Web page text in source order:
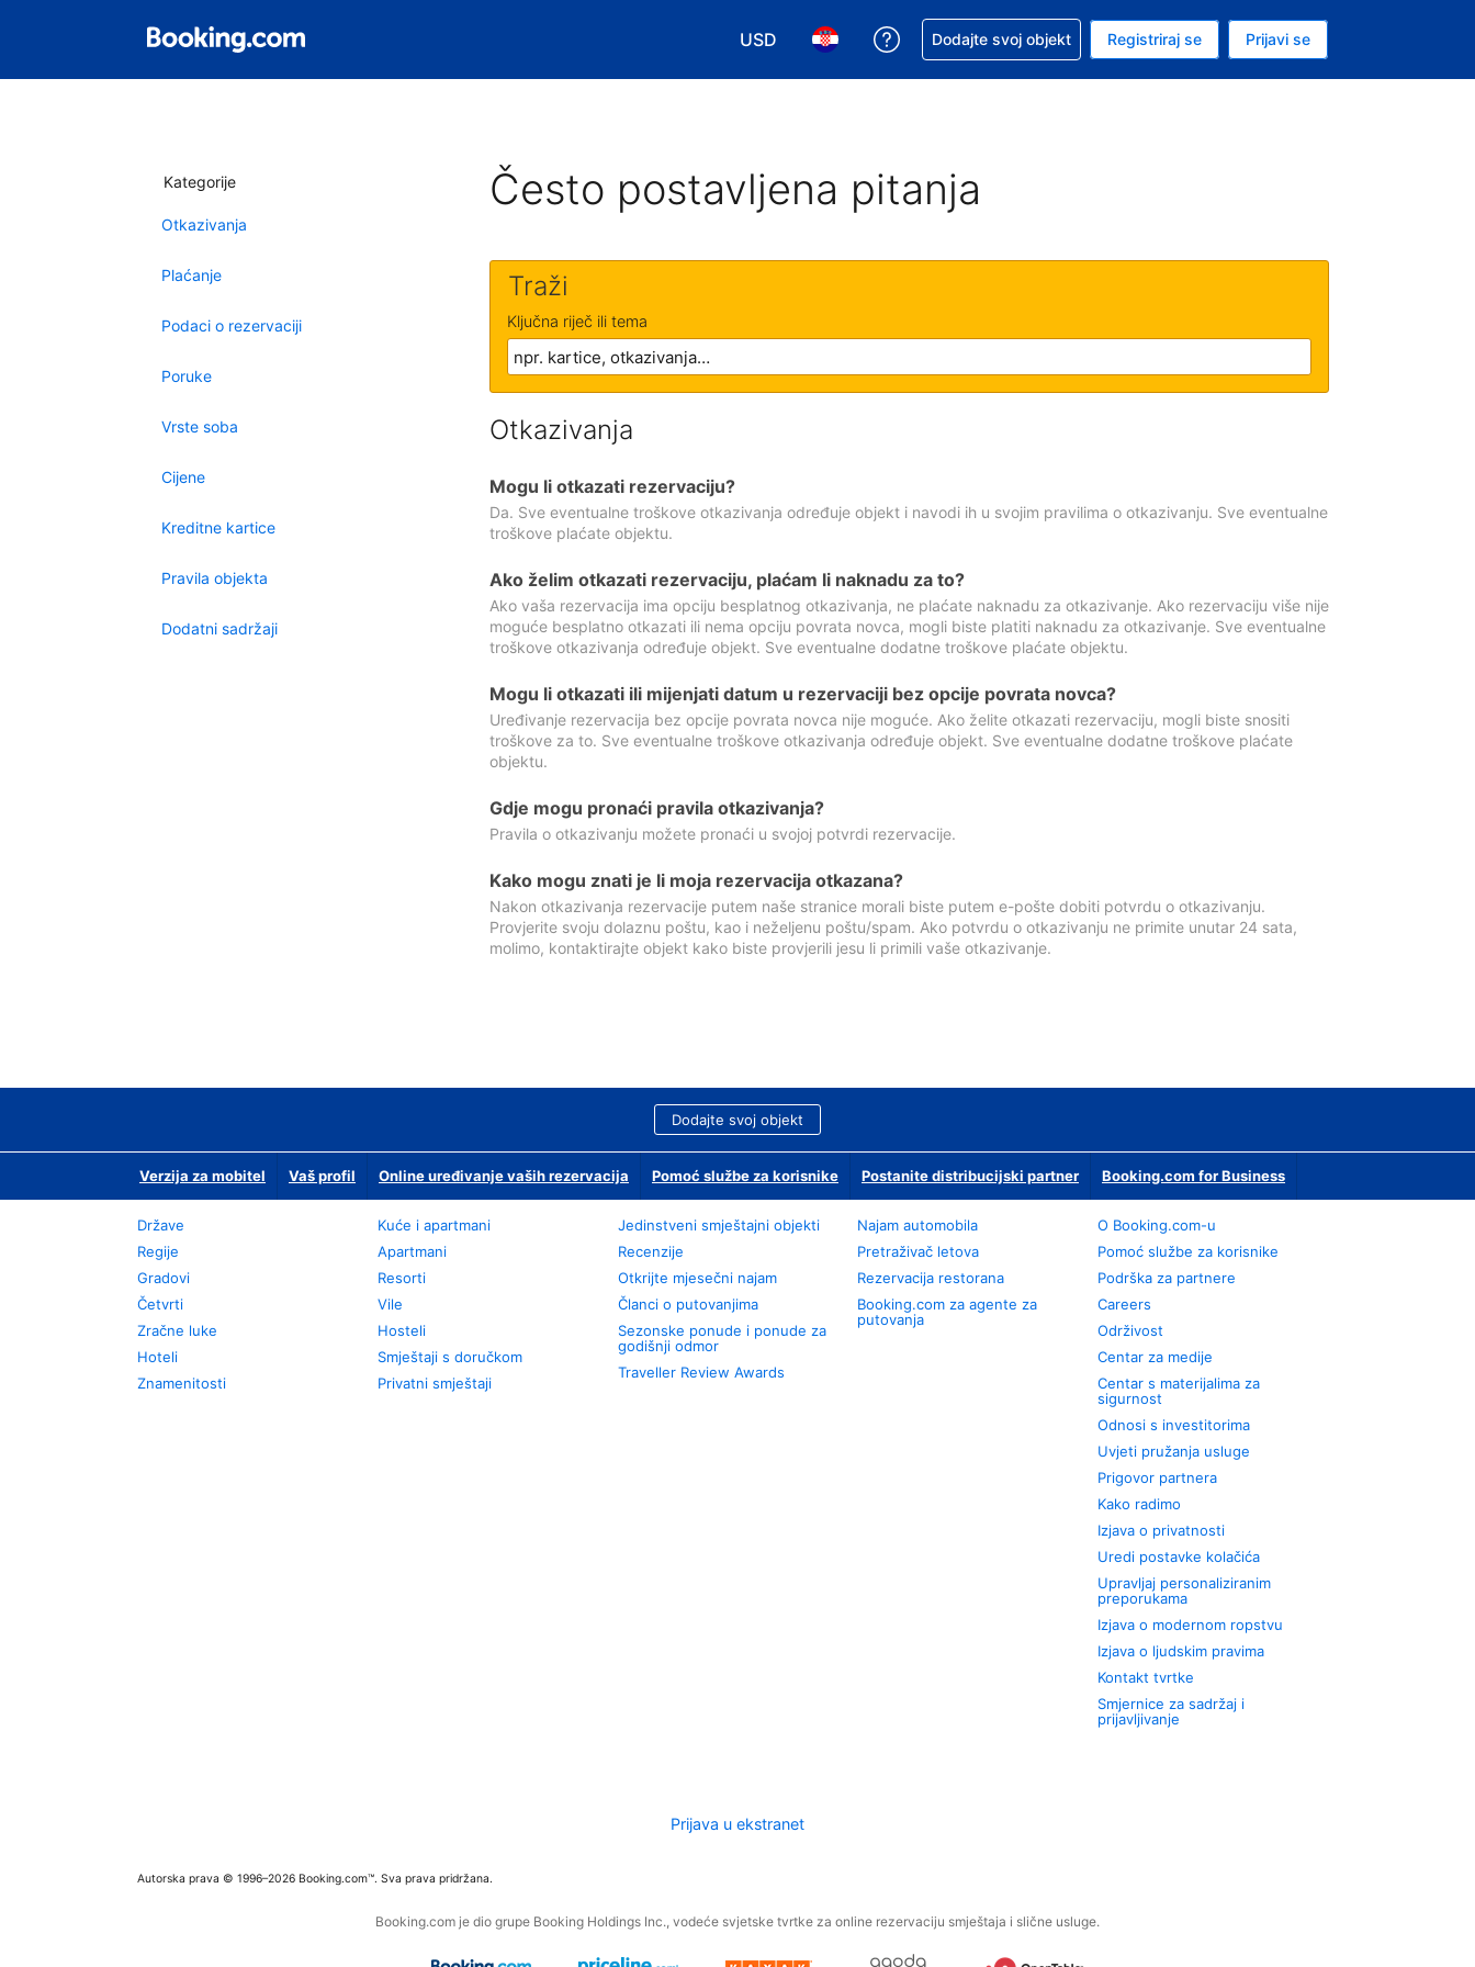
USD
Odaberite valutu. Vaša je trenutačna valuta Američki dolar
Odaberite svoj jezik. Vaš je trenutačni jezik Hrvatskom
Zatražite pomoć sa svojom rezervacijom
Dodajte svoj objekt Registriraj se Prijavi se
Kategorije
Otkazivanja
Plaćanje
Podaci o rezervaciji
Poruke
Vrste soba
Cijene
Kreditne kartice
Pravila objekta
Dodatni sadržaji
Često postavljena pitanja
Traži
Ključna riječ ili tema
Otkazivanja
Mogu li otkazati rezervaciju?
Da. Sve eventualne troškove otkazivanja određuje objekt i navodi ih u svojim pravilima o otkazivanju. Sve eventualne
troškove plaćate objektu.
Ako želim otkazati rezervaciju, plaćam li naknadu za to?
Ako vaša rezervacija ima opciju besplatnog otkazivanja, ne plaćate naknadu za otkazivanje. Ako rezervaciju više nije
moguće besplatno otkazati ili nema opciju povrata novca, mogli biste platiti naknadu za otkazivanje. Sve eventualne
troškove otkazivanja određuje objekt. Sve eventualne dodatne troškove plaćate objektu.
Mogu li otkazati ili mijenjati datum u rezervaciji bez opcije povrata novca?
Uređivanje rezervacija bez opcije povrata novca nije moguće. Ako želite otkazati rezervaciju, mogli biste snositi
troškove za to. Sve eventualne troškove otkazivanja određuje objekt. Sve eventualne dodatne troškove plaćate
objektu.
Gdje mogu pronaći pravila otkazivanja?
Pravila o otkazivanju možete pronaći u svojoj potvrdi rezervacije.
Kako mogu znati je li moja rezervacija otkazana?
Nakon otkazivanja rezervacije putem naše stranice morali biste putem e-pošte dobiti potvrdu o otkazivanju.
Provjerite svoju dolaznu poštu, kao i neželjenu poštu/spam. Ako potvrdu o otkazivanju ne primite unutar 24 sata,
molimo, kontaktirajte objekt kako biste provjerili jesu li primili vaše otkazivanje.
Dodajte svoj objekt
Verzija za mobitel Vaš profil Online uređivanje vaših rezervacija Pomoć službe za korisnike Postanite distribucijski partner Booking.com for Business
Države
Regije
Gradovi
Četvrti
Zračne luke
Hoteli
Znamenitosti
Kuće i apartmani
Apartmani
Resorti
Vile
Hosteli
Smještaji s doručkom
Privatni smještaji
Jedinstveni smještajni objekti
Recenzije
Otkrijte mjesečni najam
Članci o putovanjima
Sezonske ponude i ponude za
godišnji odmor
Traveller Review Awards
Najam automobila
Pretraživač letova
Rezervacija restorana
Booking.com za agente za
putovanja
O Booking.com-u
Pomoć službe za korisnike
Podrška za partnere
Careers
Održivost
Centar za medije
Centar s materijalima za
sigurnost
Odnosi s investitorima
Uvjeti pružanja usluge
Prigovor partnera
Kako radimo
Izjava o privatnosti
Uredi postavke kolačića
Upravljaj personaliziranim
preporukama
Izjava o modernom ropstvu
Izjava o ljudskim pravima
Kontakt tvrtke
Smjernice za sadržaj i
prijavljivanje
Prijava u ekstranet
Autorska prava © 1996–2026 Booking.com™. Sva prava pridržana.
Booking.com je dio grupe Booking Holdings Inc., vodeće svjetske tvrtke za online rezervaciju smještaja i slične usluge.